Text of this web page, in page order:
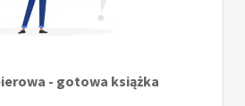
- gotowa książka